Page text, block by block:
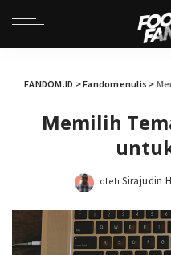
FANDOM.ID >Fandomenulis >
Memilih
Posted
oleh Sirajudin